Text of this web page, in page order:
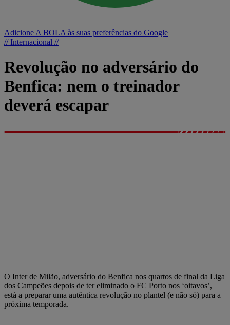
Adicione A BOLA às suas preferências do Google
// Internacional //
Revolução no adversário do
Benfica: nem o treinador
deverá escapar
O Inter de Milão, adversário do Benfica nos quartos de final da Liga
dos Campeões depois de ter eliminado o FC Porto nos ‘oitavos’,
está a preparar uma autêntica revolução no plantel (e não só) para a
próxima temporada.